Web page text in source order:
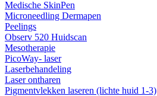
Medische SkinPen
Microneedling Dermapen
Peelings
Observ 520 Huidscan
Mesotherapie
PicoWay- laser
Laserbehandeling
Laser ontharen
Pigmentvlekken laseren (lichte huid 1-3)